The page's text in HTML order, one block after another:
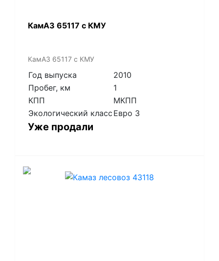
КамАЗ 65117 с КМУ
КамАЗ 65117 с КМУ
Год выпуска
2010
Пробег, км
1
КПП
МКПП
Экологический класс Евро 3
Уже продали